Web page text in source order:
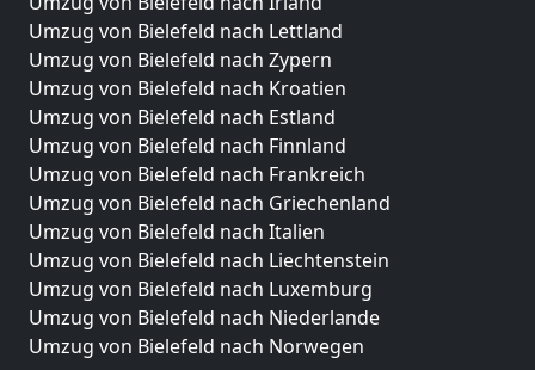
Umzug von Bielefeld nach Lettland
Umzug von Bielefeld nach Zypern
Umzug von Bielefeld nach Kroatien
Umzug von Bielefeld nach Estland
Umzug von Bielefeld nach Finnland
Umzug von Bielefeld nach Frankreich
Umzug von Bielefeld nach Griechenland
Umzug von Bielefeld nach Italien
Umzug von Bielefeld nach Liechtenstein
Umzug von Bielefeld nach Luxemburg
Umzug von Bielefeld nach Niederlande
Umzug von Bielefeld nach Norwegen